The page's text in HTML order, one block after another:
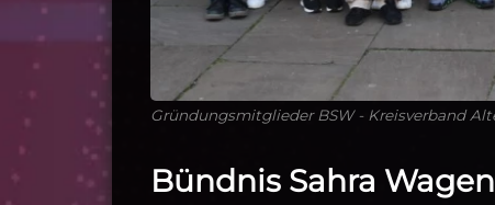
Gründungsmitglieder BSW - Kreisverband
Bündnis Sahra